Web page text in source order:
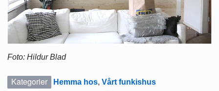
Foto: Hildur Blad
Kategorier Hemma hos, Vårt funkishus